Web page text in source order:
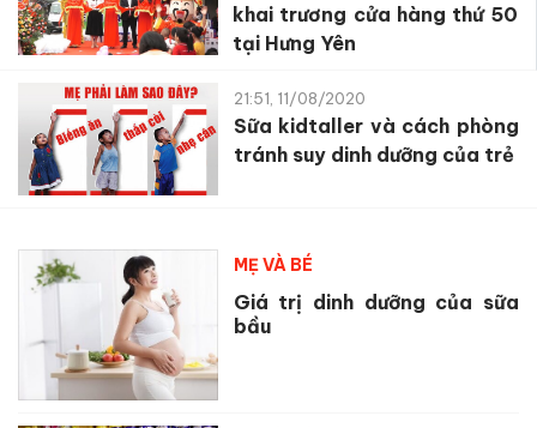
khai trương cửa hàng thứ 50
tại Hưng Yên
21:51, 11/08/2020
Sữa kidtaller và cách phòng
tránh suy dinh dưỡng của trẻ
MẸ VÀ BÉ
Giá trị dinh dưỡng của sữa
bầu